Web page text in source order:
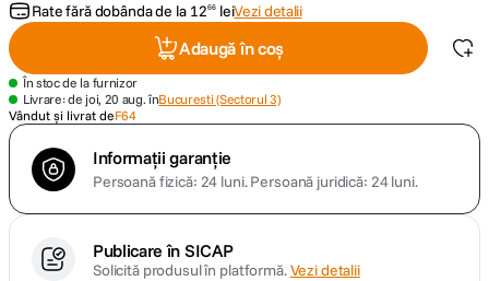
card memorie
8. dji mic mini
10. insta 360
Rate fără dobânda de la 1266 leiVezi detalii
Adaugă în coș
În stoc de la furnizor
Livrare: de joi, 20 aug. înBucuresti (Sectorul 3)
Vândut și livrat deF64
Informații garanție
Persoană fizică: 24 luni.Persoană juridică: 24 luni.
Publicare în SICAP
Solicită produsul în platformă.Vezi detalii